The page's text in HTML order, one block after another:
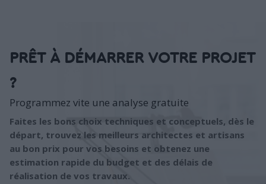
PRÊT À DÉMARRER VOTRE PROJET
?
Programmez vite une analyse gratuite
Faites les bons choix techniques et conceptuels, dès le
départ, trouvez les meilleurs architectes et artisans
au bon prix pour vos besoins et obtenez une
estimation rapide du budget et des délais de
réalisation de vos travaux.